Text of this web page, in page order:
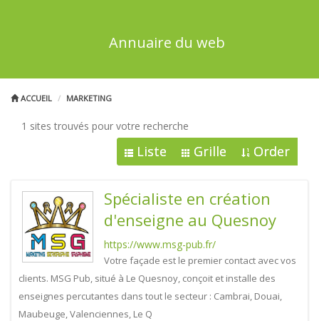
Annuaire du web
ACCUEIL MARKETING
1 sites trouvés pour votre recherche
Liste Grille Order
Spécialiste en création
d'enseigne au Quesnoy
https://www.msg-pub.fr/
Votre façade est le premier contact avec vos
clients. MSG Pub, situé à Le Quesnoy, conçoit et installe des
enseignes percutantes dans tout le secteur : Cambrai, Douai,
Maubeuge, Valenciennes, Le Q